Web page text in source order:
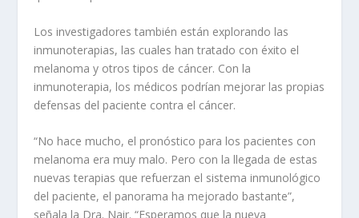
Los investigadores también están explorando las
inmunoterapias, las cuales han tratado con éxito el
melanoma y otros tipos de cáncer. Con la
inmunoterapia, los médicos podrían mejorar las propias
defensas del paciente contra el cáncer.
“No hace mucho, el pronóstico para los pacientes con
melanoma era muy malo. Pero con la llegada de estas
nuevas terapias que refuerzan el sistema inmunológico
del paciente, el panorama ha mejorado bastante”,
señala la Dra. Nair. “Esperamos que la nueva